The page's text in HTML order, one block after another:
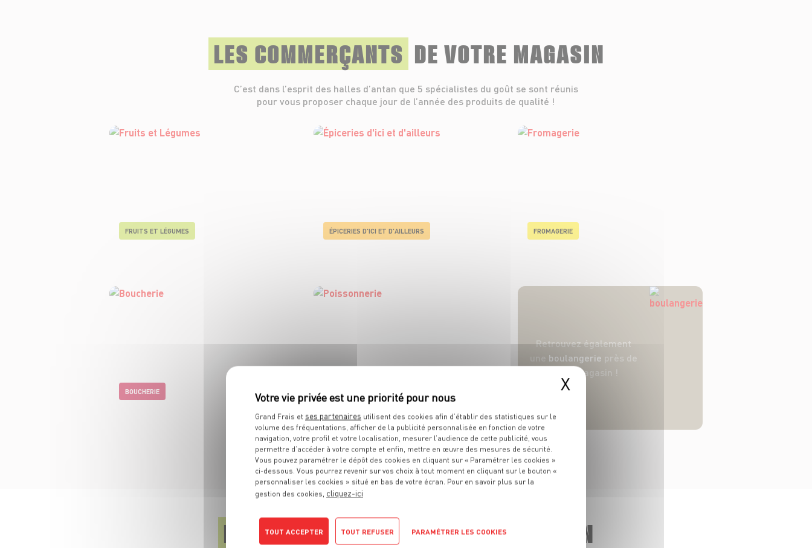
LES COMMERÇANTS DE VOTRE MAGASIN
C’est dans l’esprit des halles d’antan que 5 spécialistes du goût se sont réunis
pour vous proposer chaque jour de l’année des produits de qualité !
FRUITS ET LÉGUMES ÉPICERIES D'ICI ET D'AILLEURS FROMAGERIE
BOUCHERIE POISSONNERIE
Retrouvez également
boulangerie près de
votre magasin !
LES PROMOTIONS DE VOTRE MAGASIN
X
Grand Frais et ses partenaires utilisent des cookies afin d’établir des statistiques sur le
volume des fréquentations, afficher de la publicité personnalisée en fonction de votre
navigation, votre profil et votre localisation, mesurer l’audience de cette publicité, vous
permettre d’accéder à votre compte et enfin, mettre en œuvre des mesures de sécurité.
Vous pouvez paramétrer le dépôt des cookies en cliquant sur « Paramétrer les cookies »
ci-dessous. Vous pourrez revenir sur vos choix à tout moment en cliquant sur le bouton «
personnaliser les cookies » situé en bas de votre écran. Pour en savoir plus sur la
gestion des cookies, cliquez-ici
TOUT ACCEPTER TOUT REFUSER PARAMÉTRER LES COOKIES